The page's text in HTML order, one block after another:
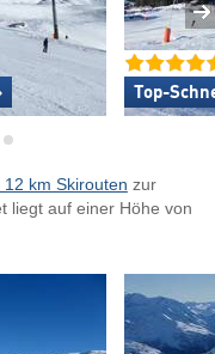
Top-
km Skirouten zur
liegt auf einer Höhe von